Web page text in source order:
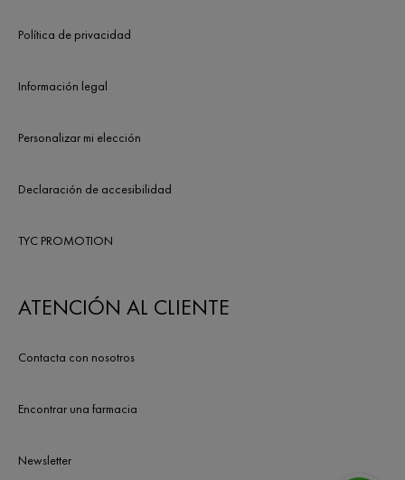
Política de privacidad
Información legal
Personalizar mi elección
Declaración de accesibilidad
TYC PROMOTION
ATENCIÓN AL CLIENTE
Contacta con nosotros
Encontrar una farmacia
Newsletter